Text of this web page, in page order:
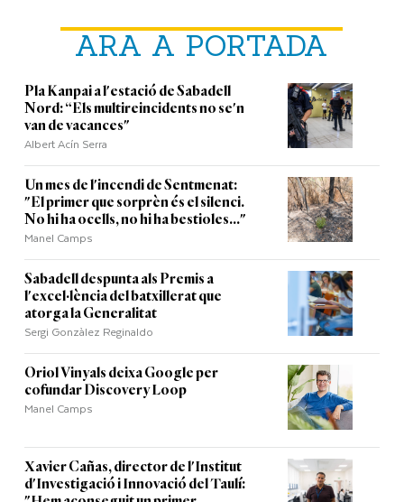
ARA A PORTADA
Pla Kanpai a l'estació de Sabadell
Nord: “Els multireincidents no se'n
van de vacances"
Albert Acín Serra
Un mes de l'incendi de Sentmenat:
"El primer que sorprèn és el silenci.
No hi ha ocells, no hi ha bestioles..."
Manel Camps
Sabadell despunta als Premis a
l'excel·lència del batxillerat que
atorga la Generalitat
Sergi Gonzàlez Reginaldo
Oriol Vinyals deixa Google per
cofundar Discovery Loop
Manel Camps
Xavier Cañas, director de l'Institut
d'Investigació i Innovació del Taulí: